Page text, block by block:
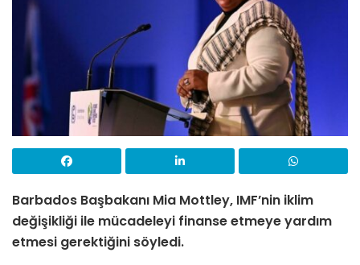
Barbados Başbakanı Mia Mottley, IMF’nin iklim
değişikliği ile mücadeleyi finanse etmeye yardım
etmesi gerektiğini söyledi.